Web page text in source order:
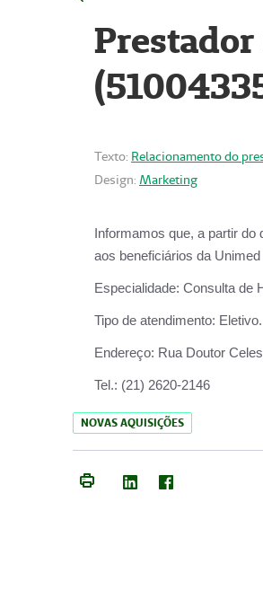
Texto: Relacionamento do
Design: Marketing
Informamos que, a partir do
aos beneficiários da
Especialidade: Consulta de
Tipo de atendimento: Eletivo.
Endereço: Rua Doutor
Tel.: (21) 2620-2146
NOVAS AQUISIÇÕES